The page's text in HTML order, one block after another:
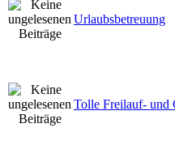
Urlaubsbetreuung
Tolle Freilauf- und